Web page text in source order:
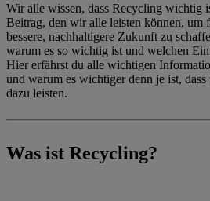
Wir alle wissen, dass Recycling wichtig
Beitrag, den wir alle leisten können, um
bessere, nachhaltigere Zukunft zu
warum es so wichtig ist und welchen
Hier erfährst du alle wichtigen
und warum es wichtiger denn je ist,
dazu leisten.
Was ist Recycling?